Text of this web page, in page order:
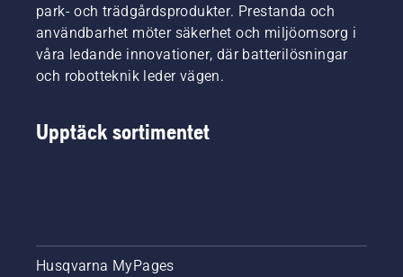
park- och trädgårdsprodukter. Prestanda och
användbarhet möter säkerhet och miljöomsorg i
våra ledande innovationer, där batterilösningar
och robotteknik leder vägen.
Upptäck sortimentet
Husqvarna MyPages